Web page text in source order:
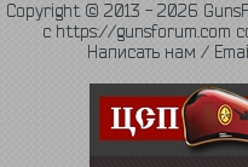
Copyright © 2013 - 2026
с https://gunsforum.com
Написать нам /